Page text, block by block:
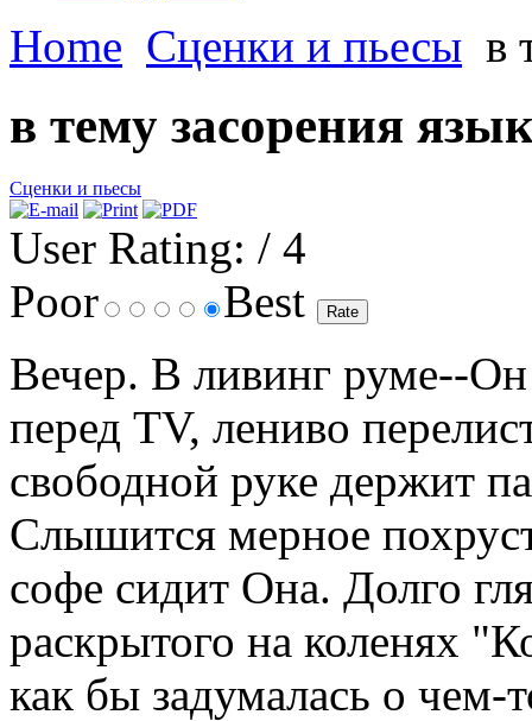
Home Сценки и пьесы в
в тему засорения
Сценки и пьесы
User Rating: / 4
Poor
Best
Вечер. В ливинг руме--
перед TV, лениво
свободной руке держит
Слышится мерное
софе сидит Она. Долго
раскрытого на коленях
как бы задумалась о чем-